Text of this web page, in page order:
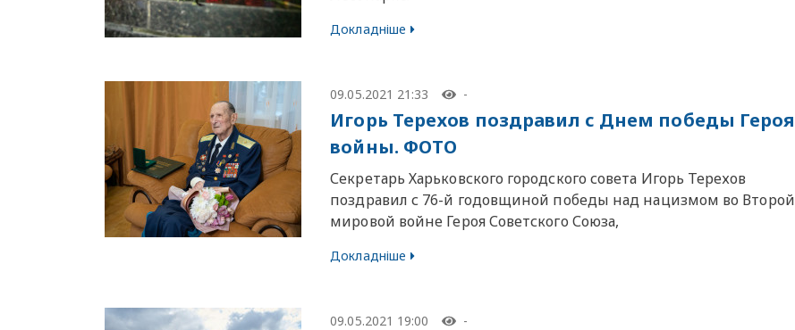
Докладніше
09.05.2021 21:33 -
Игорь Терехов поздравил с Днем победы Героя
войны. ФОТО
Секретарь Харьковского городского совета Игорь Терехов
поздравил с 76-й годовщиной победы над нацизмом во Второй
мировой войне Героя Советского Союза,
Докладніше
09.05.2021 19:00 -